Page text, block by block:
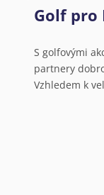
Golf pro
S golfovými
partnery
Vzhledem k